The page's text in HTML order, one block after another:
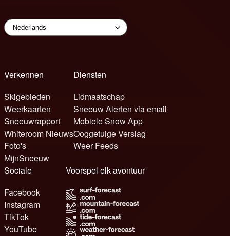
Verkennen
Skigebieden
Weerkaarten
Sneeuwrapport
Whiteroom Nieuws
Foto's
MijnSneeuw
Diensten
Lidmaatschap
Sneeuw Alerten via email
Mobiele Snow App
Ooggetuige Verslag
Weer Feeds
Sociale
Facebook
Instagram
TikTok
YouTube
Voorspel elk avontuur